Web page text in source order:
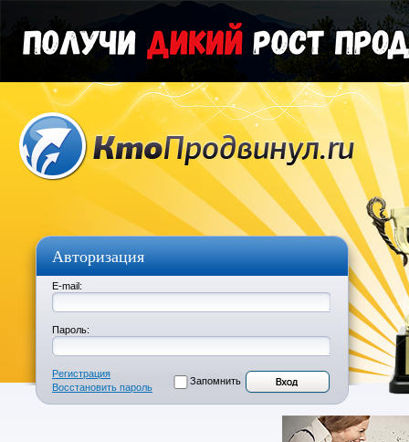
Авторизация
E-mail:
Пароль:
Регистрация
Восстановить пароль
Запомнить